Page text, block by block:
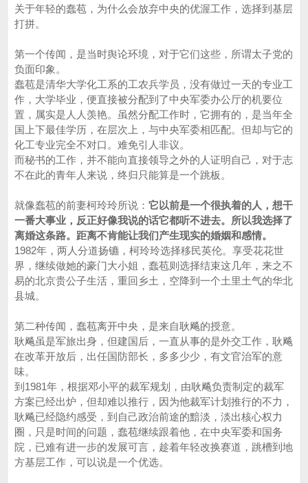
关于年轻的蠢苞，为什么会放弃中央的优渥工作，选择到基层
打拼。
第一个传闻，是当时舆论环境，对于它们这些，所谓太子党的
负面印象。
蠢苞是清华大学化工系的工农兵学员，没有做过一天的专业工
作，大学毕业，便直接被分配到了中央军委办公厅的机要位
置，属实是人人羡艳。虽然分配工作时，它拥有的，是当年全
国上下最佳学历，在层次上，与中央军委相匹配。但却与它的
化工专业完全不对口。难免引人非议。
而秘书的工作，并不能向直接领导之外的人证明自己，对于志
不在此的青年人来说，终归只能算是一个跳板。
就像蠢苞的前妻柯玲玲所说： 它以前是一个很执着的人，想干
一番大事业，反正好像我说的话它都听不进去。所以我选择了
离婚这条路。距离不肯能让我们产生现实的婚姻和感情。
1982年，两人分道扬镳，柯玲玲选择移民英伦。享受花花世
界，继续做她的豪门大小姐，蠢苞则选择结束这几年，来之不
易的北京贵公子生活，重回乡土，空降到一个土里土气的华北
县城。
第二种传闻，蠢苞离开中央，是来自耿飚的授意。
耿飚虽是军旅出身，但建国后，一直从事的是外交工作，耿飚
在改革开放后，出任国防部长，多多少少，有文官治军的意
味。
到1981年，根据邓小平的裁军规划，由耿飚负责制定的裁军
方案已经出炉，但却难以推行，因为他裁军计划推行的不力，
耿飚已经隐约感受，到自己政治前途的黯淡，淡出核心权力
圈，只是时间的问题，蠢苞继续跟着他，在中央军委和国务
院，已难有进一步的发展可言，趁着年轻改换赛道，跳槽到地
方基层工作，可以说是一个优选。